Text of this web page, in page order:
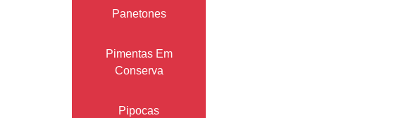
Panetones
Pimentas Em
Conserva
Pipocas